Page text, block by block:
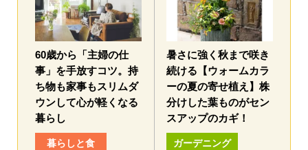
60歳から「主婦の仕
事」を手放すコツ。持
ち物も家事もスリムダ
ウンして心が軽くなる
暮らし
暮らしと食
暑さに強く秋まで咲き
続ける【ウォームカラ
ーの夏の寄せ植え】株
分けした葉ものがセン
スアップのカギ！
ガーデニング